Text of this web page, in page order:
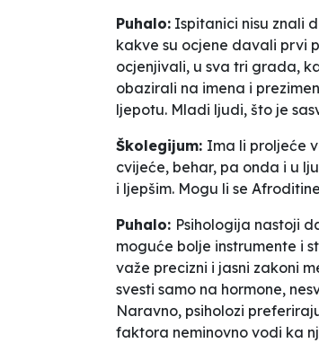
Puhalo: Ispitanici nisu znali
kakve su ocjene davali prvi
ocjenjivali, u sva tri grada,
obazirali na imena i
ljepotu. Mladi ljudi, što je
Školegijum: Ima li proljeće
cvijeće, behar, pa onda i u
i ljepšim. Mogu li se
Puhalo: Psihologija nastoji
moguće bolje instrumente i
važe precizni i jasni zakoni
svesti samo na hormone,
Naravno, psiholozi
faktora neminovno vodi ka